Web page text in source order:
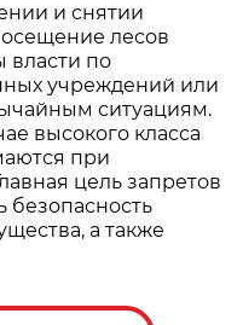
и снятии
лесов
по
учреждений или
ситуациям.
высокого класса
при
цель запретов
безопасность
а также